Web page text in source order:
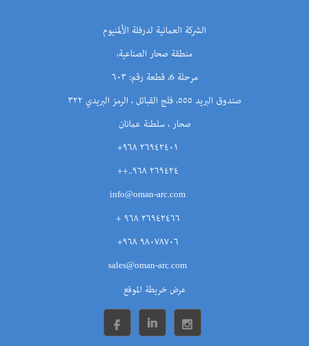
الشركة العمانية لدرفلة الألمنيوم
منطقة صحار الصناعية،
مرحلة 6، قطعة رقم: ٦٠٣
صندوق البريد ٥٥٥، فلج القبائل ، الرمز البريدي ٣٢٢
صحار ، سلطنة عمانان
٢٦٩٤٢٤٠١ ٩٦٨+
٢٦٩٤٢٤ ٩٦٨..++
info@oman-arc.com
٢٦٩٤٢٤٦٦ ٩٦٨ +
٩٨٠٧٨٧٠٦ ٩٦٨+
sales@oman-arc.com
عرض خريطة الموقع